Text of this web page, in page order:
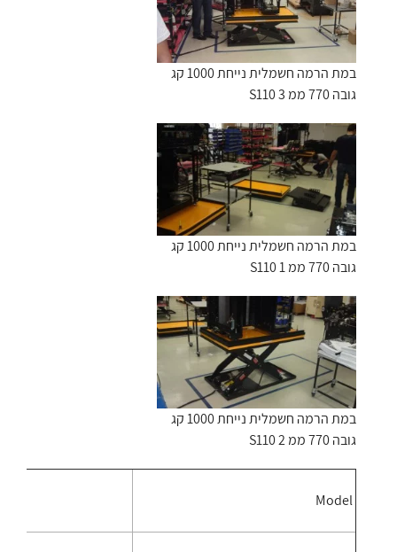
במת הרמה חשמלית נייחת 1000 קג
גובה 770 ממ S110 3
במת הרמה חשמלית נייחת 1000 קג
גובה 770 ממ S110 1
במת הרמה חשמלית נייחת 1000 קג
גובה 770 ממ S110 2
Model